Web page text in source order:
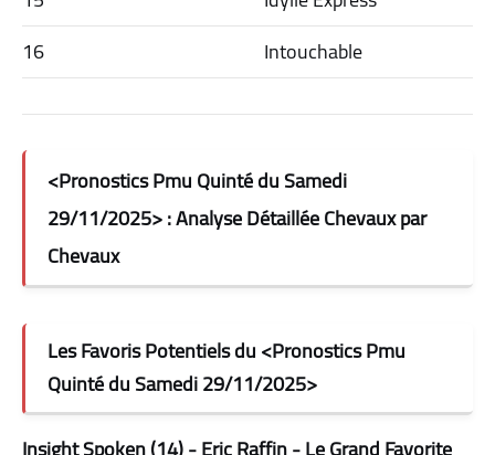
16
Intouchable
<Pronostics Pmu Quinté du Samedi
29/11/2025> : Analyse Détaillée Chevaux par
Chevaux
Les Favoris Potentiels du <Pronostics Pmu
Quinté du Samedi 29/11/2025>